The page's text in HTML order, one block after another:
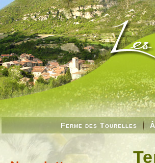
Ferme des Tourelles